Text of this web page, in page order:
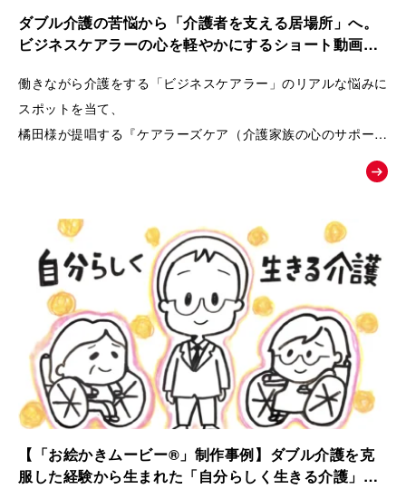
ダブル介護の苦悩から「介護者を支える居場所」へ。
ビジネスケアラーの心を軽やかにするショート動画｜
働きながら介護をする「ビジネスケアラー」のリアルな悩みに
スポットを当て、
橘田様が提唱する『ケアラーズケア（介護家族の心のサポート
ルーム）』への相談へと温かく背中を押す、課題解決型の紹介
【「お絵かきムービー®」制作事例】ダブル介護を克
服した経験から生まれた「自分らしく生きる介護」ス